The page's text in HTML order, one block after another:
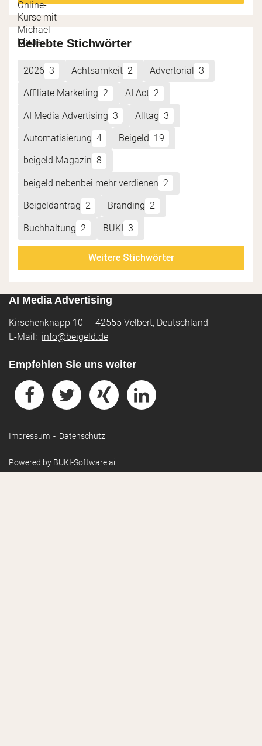
Beliebte Stichwörter
2026 3 Achtsamkeit 2 Advertorial 3
Affiliate Marketing 2 AI Act 2
AI Media Advertising 3 Alltag 3
Automatisierung 4 Beigeld 19
beigeld Magazin 8
beigeld nebenbei mehr verdienen 2
Beigeldantrag 2 Branding 2
Buchhaltung 2 BUKI 3
Weitere Stichwörter
AI Media Advertising
Kirschenknapp 10 - 42555 Velbert, Deutschland
E-Mail: info@beigeld.de
Empfehlen Sie uns weiter
Impressum - Datenschutz
Powered by BUKI-Software.ai